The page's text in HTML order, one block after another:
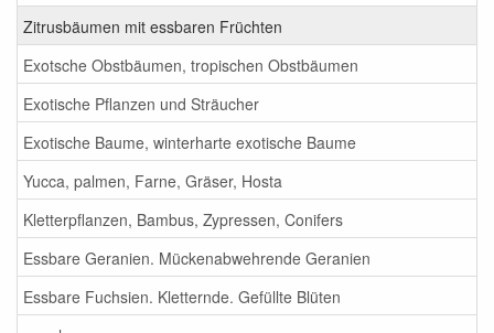
Zitrusbäumen mit essbaren Früchten
Exotsche Obstbäumen, tropischen Obstbäumen
Exotische Pflanzen und Sträucher
Exotische Baume, winterharte exotische Baume
Yucca, palmen, Farne, Gräser, Hosta
Kletterpflanzen, Bambus, Zypressen, Conifers
Essbare Geranien. Mückenabwehrende Geranien
Essbare Fuchsien. Kletternde. Gefüllte Blüten